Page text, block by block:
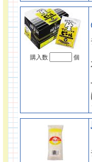
購入数 個